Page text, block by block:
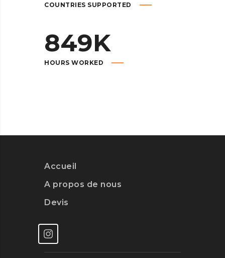
COUNTRIES SUPPORTED
849K
HOURS WORKED
Accueil
A propos de nous
Devis